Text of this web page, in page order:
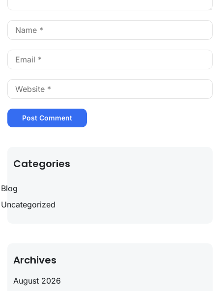
Categories
Blog
Uncategorized
Archives
August 2026